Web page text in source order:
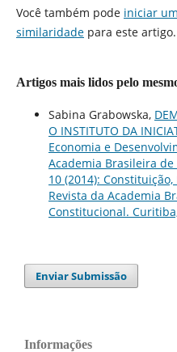
Você também pode iniciar
similaridadepara este artigo.
Artigos mais lidos pelo
Sabina Grabowska,
O INSTITUTO DA
Economia e
Academia Brasileira
10 (2014):
Revista da Academia
Constitucional.
Enviar Submissão
Informações